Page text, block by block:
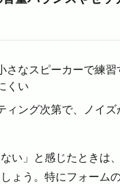
さなスピーカーで練習
くい
ィング次第で、ノイ
ない」と感じたときは
ょう。特にフォーム